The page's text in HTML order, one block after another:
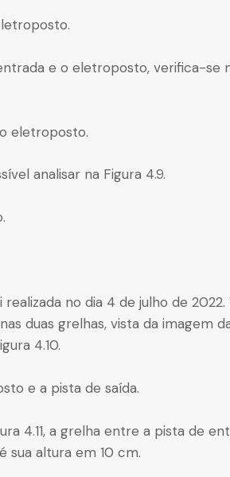
e o eletroposto, verifica-se
eletroposto.
analisar na Figura 4.9.
no dia 4 de julho de
duas grelhas, vista da imagem
4.10.
e a pista de saída.
4.11, a grelha entre a pista de
sua altura em 10 cm.